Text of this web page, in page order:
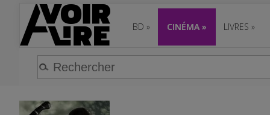
BD » CINÉMA » LIVRES »